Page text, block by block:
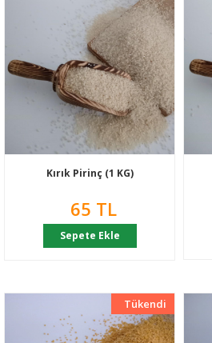
Kırık Pirinç (1 KG)
65 TL
Sepete Ekle
Yeni
Tükendi